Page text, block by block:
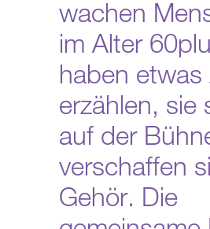
wachen
im Alter
haben etwas
erzählen, sie
auf der
verschaffen
Gehör. Die